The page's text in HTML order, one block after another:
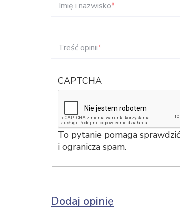
Imię i nazwisko*
Treść opinii*
CAPTCHA
To pytanie pomaga
i ogranicza spam.
Dodaj opinię